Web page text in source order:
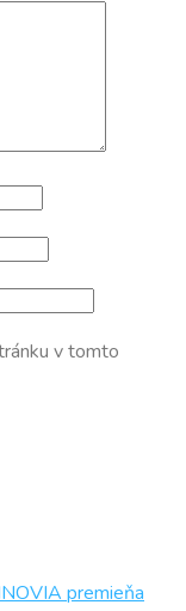
v tomto
premieňa